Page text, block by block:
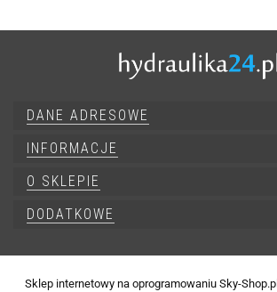
DANE ADRESOWE
INFORMACJE
O SKLEPIE
DODATKOWE
Sklep internetowy na oprogramowaniu Sky-Shop.pl